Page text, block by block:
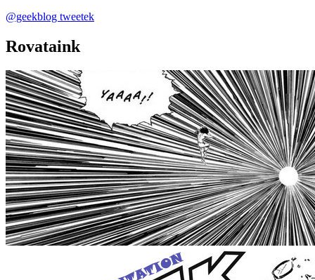
@geekblog tweetek
Rovataink